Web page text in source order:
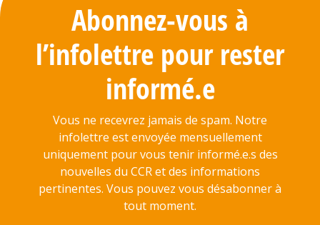
Abonnez-vous à
l’infolettre pour rester
informé.e
Vous ne recevrez jamais de spam. Notre
infolettre est envoyée mensuellement
uniquement pour vous tenir informé.e.s des
nouvelles du CCR et des informations
pertinentes. Vous pouvez vous désabonner à
tout moment.